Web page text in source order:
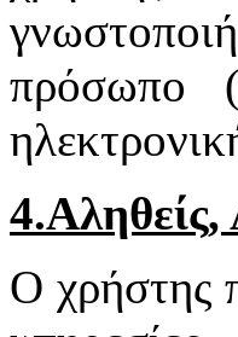
πρόσωπο
4.Αληθείς,
Ο χρήστης